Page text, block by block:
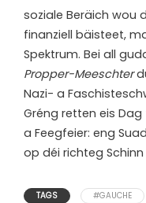
soziale Beräich wou
finanziell bäisteet,
Spektrum. Bei all
Propper-Meeschter
Nazi- a
Gréng retten eis Dag
a Feegfeier: eng
op déi richteg
TAGS #GAUCHE